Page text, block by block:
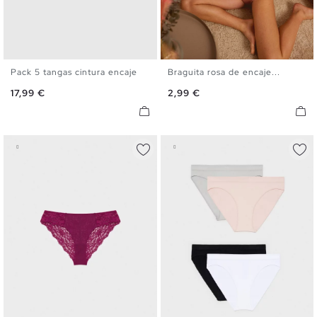
S
Pack 5 tangas cintura encaje
Precio
17,99 €
Braguita rosa de encaje...
Precio
2,99 €